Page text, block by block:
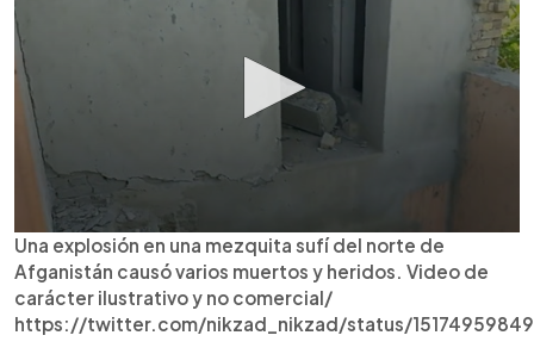
Una explosión en una mezquita sufí del norte de
Afganistán causó varios muertos y heridos. Video de
carácter ilustrativo y no comercial/
https://twitter.com/nikzad_nikzad/status/